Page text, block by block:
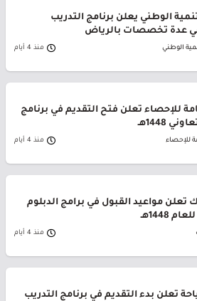
الوطني يعلن برنامج التدريب
في عدة تخصصات بالرياض
الوطني منذ 4 أيام
للإحصاء تعلن فتح التقديم في برنامج
1448هـ
للإحصاء منذ 4 أيام
تعلن مواعيد القبول في برامج الدبلوم
1448هـ
منذ 4 أيام
تعلن بدء التقديم في برنامج التدريب